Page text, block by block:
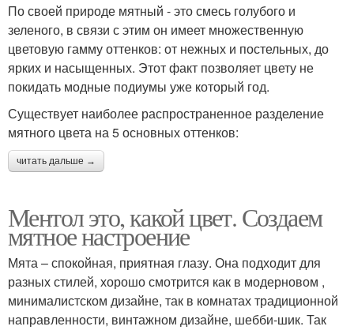
По своей природе мятный - это смесь голубого и
зеленого, в связи с этим он имеет множественную
цветовую гамму оттенков: от нежных и постельных, до
ярких и насыщенных. Этот факт позволяет цвету не
покидать модные подиумы уже который год.
Существует наиболее распространенное разделение
мятного цвета на 5 основных оттенков:
читать дальше →
Ментол это, какой цвет. Создаем
мятное настроение
Мята – спокойная, приятная глазу. Она подходит для
разных стилей, хорошо смотрится как в модерновом ,
минималистском дизайне, так в комнатах традиционной
направленности, винтажном дизайне, шебби-шик. Так